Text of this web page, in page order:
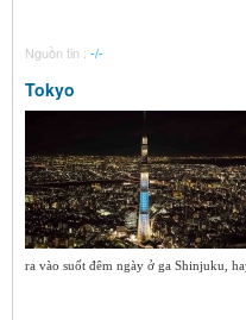
Nguồn tin : -/-
Tokyo
ra vào suốt đêm ngày ở ga Shinjuku,